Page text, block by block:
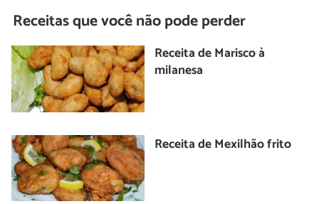
Receitas que você não pode perder
Receita de Marisco à
milanesa
Receita de Mexilhão frito